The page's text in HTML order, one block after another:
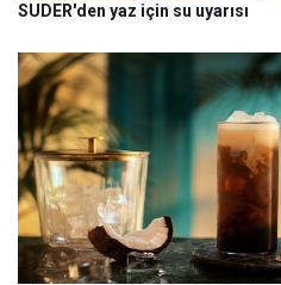
SUDER'den yaz için su uyarısı